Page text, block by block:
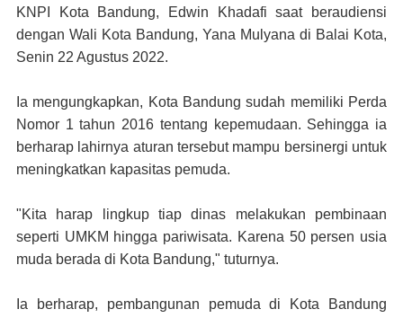
KNPI Kota Bandung, Edwin Khadafi saat beraudiensi
dengan Wali Kota Bandung, Yana Mulyana di Balai Kota,
Senin 22 Agustus 2022.
Ia mengungkapkan, Kota Bandung sudah memiliki Perda
Nomor 1 tahun 2016 tentang kepemudaan. Sehingga ia
berharap lahirnya aturan tersebut mampu bersinergi untuk
meningkatkan kapasitas pemuda.
"Kita harap lingkup tiap dinas melakukan pembinaan
seperti UMKM hingga pariwisata. Karena 50 persen usia
muda berada di Kota Bandung," tuturnya.
Ia berharap, pembangunan pemuda di Kota Bandung